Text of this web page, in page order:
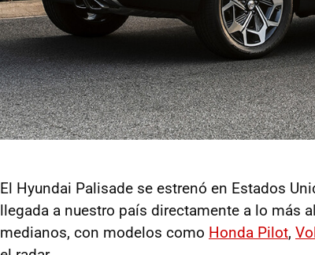
El Hyundai Palisade se estrenó en Estados
llegada a nuestro país directamente a lo más
medianos, con modelos como Honda Pilot,